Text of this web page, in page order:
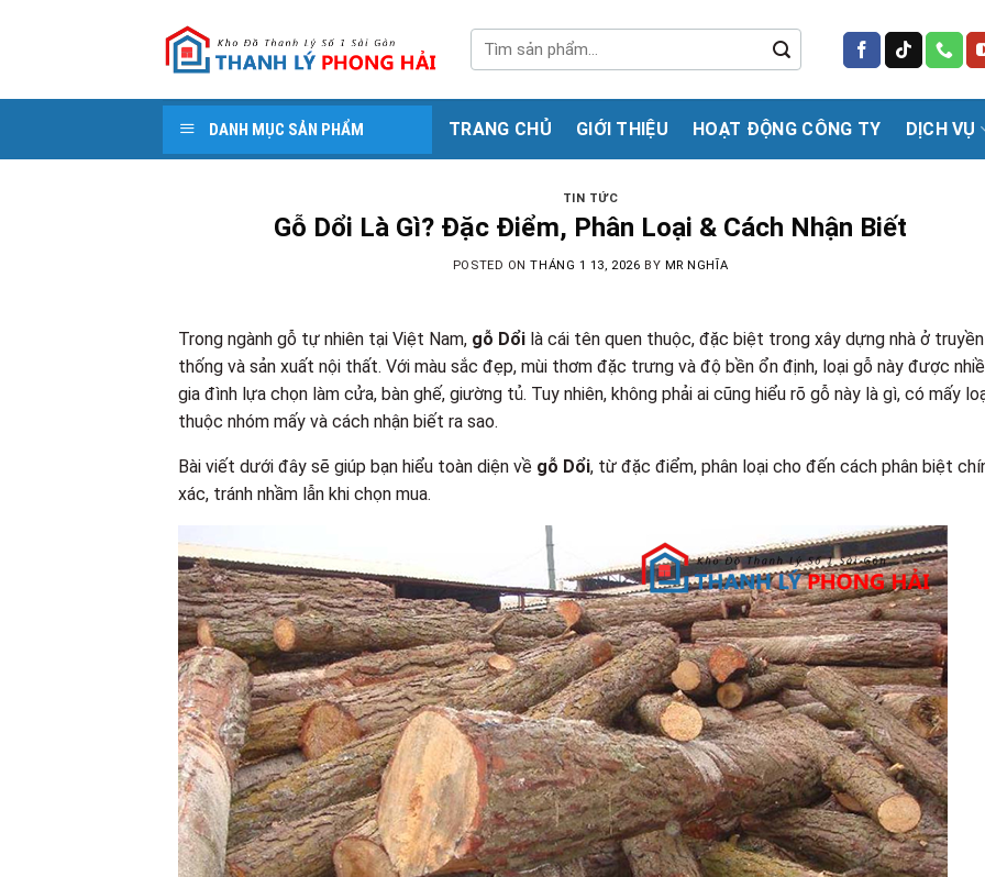
kiếm:
DANH MỤC SẢN PHẨM TRANG CHỦ GIỚI THIỆU HOẠT ĐỘNG CÔNG TY DỊCH VỤ
TIN TỨC
Gỗ Dổi Là Gì? Đặc Điểm, Phân Loại & Cách Nhận Biết
POSTED ONTHÁNG 1 13, 2026 BY MR NGHĨA
Trong ngành gỗ tự nhiên tại Việt Nam, gỗ Dổi là cái tên quen thuộc, đặc biệt trong xây dựng nhà ở truyền
thống và sản xuất nội thất. Với màu sắc đẹp, mùi thơm đặc trưng và độ bền ổn định, loại gỗ này được
gia đình lựa chọn làm cửa, bàn ghế, giường tủ. Tuy nhiên, không phải ai cũng hiểu rõ gỗ này là gì, có mấy
thuộc nhóm mấy và cách nhận biết ra sao.
Bài viết dưới đây sẽ giúp bạn hiểu toàn diện về gỗ Dổi, từ đặc điểm, phân loại cho đến cách phân biệt
xác, tránh nhầm lẫn khi chọn mua.